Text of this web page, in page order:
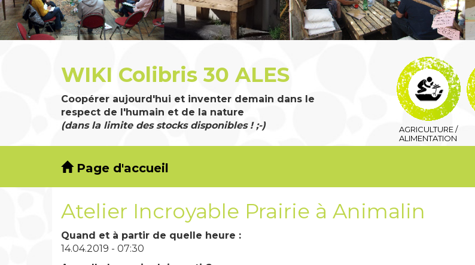
WIKI Colibris 30 ALES
Coopérer aujourd'hui et inventer demain dans le
respect de l'humain et de la nature
(dans la limite des stocks disponibles ! ;-)
Page d'accueil
AGRICULTURE /
ALIMENTATION
Atelier Incroyable Prairie à Animalin
Quand et à partir de quelle heure :
14.04.2019 - 07:30